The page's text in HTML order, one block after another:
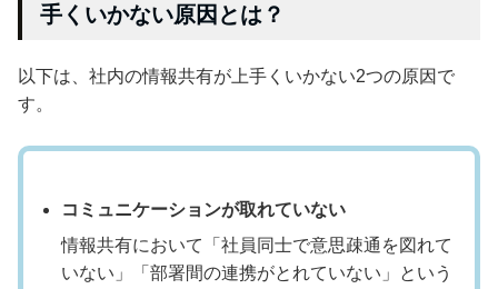
手くいかない原因とは？
以下は、社内の情報共有が上手くいかない2つの原因で
す。
コミュニケーションが取れていない
情報共有において「社員同士で意思疎通を図れて
いない」「部署間の連携がとれていない」という